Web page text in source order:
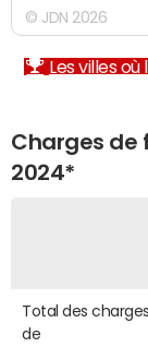
© JDN 2026
Les villes
Charges de
2024*
Total des charges
de